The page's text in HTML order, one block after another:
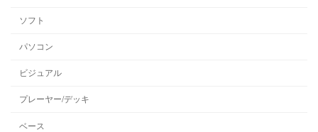
ソフト
パソコン
ビジュアル
プレーヤー/デッキ
ベース